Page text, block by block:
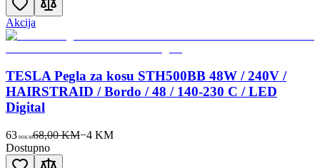
Akcija
TESLA Pegla za kosu STH500BB 48W / 240V /
HAIRSTRAID / Bordo / 48 / 140-230 C / LED
Digital
63 90KM68,00 KM−4KM
Dostupno